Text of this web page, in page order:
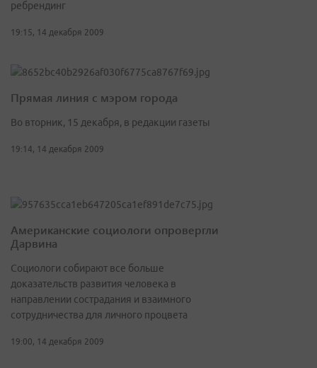
ребрендинг
19:15, 14 декабря 2009
Прямая линия с мэром города
Во вторник, 15 декабря, в редакции газеты
19:14, 14 декабря 2009
Американские социологи опровергли
Дарвина
Социологи собирают все больше
доказательств развития человека в
направлении сострадания и взаимного
сотрудничества для личного процвета
19:00, 14 декабря 2009